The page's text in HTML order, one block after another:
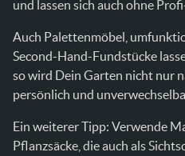
und lassen sich auch ohne
Auch Palettenmöbel,
Second-Hand-Fundstücke
so wird Dein Garten nicht nur
persönlich und
Ein weiterer Tipp: Verwende
Pflanzsäcke, die auch als